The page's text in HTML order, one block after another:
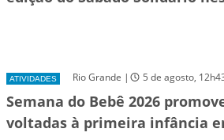
ATIVIDADES Rio Grande | 5 de agosto,
Semana do Bebê 2026
voltadas à primeira infância